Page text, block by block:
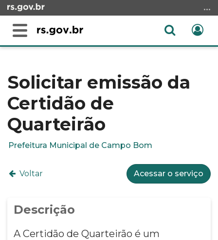
para
conteúdo
menu
para
busca
Alterna
Abrir
conteúdo
Solicitar emissão da
Certidão de
Quarteirão
Prefeitura Municipal de Campo Bom
Voltar Acessar o serviço
Descrição
A Certidão de Quarteirão é um